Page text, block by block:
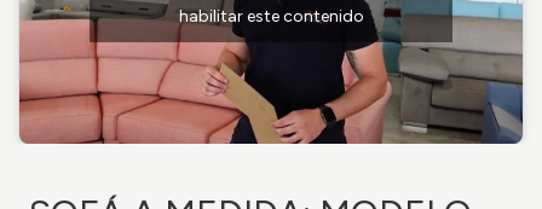
habilitar este contenido